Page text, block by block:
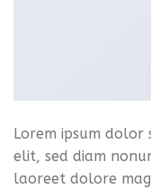
Lorem ipsum dolor
elit, sed diam
laoreet dolore